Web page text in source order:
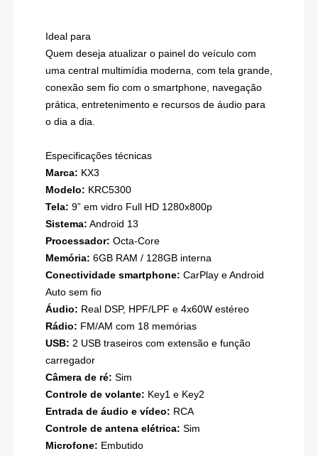
Ideal para
Quem deseja atualizar o painel do veículo com
uma central multimídia moderna, com tela grande,
conexão sem fio com o smartphone, navegação
prática, entretenimento e recursos de áudio para
o dia a dia.
Especificações técnicas
Marca: KX3
Modelo: KRC5300
Tela: 9” em vidro Full HD 1280x800p
Sistema: Android 13
Processador: Octa-Core
Memória: 6GB RAM / 128GB interna
Conectividade smartphone: CarPlay e Android
Auto sem fio
Áudio: Real DSP, HPF/LPF e 4x60W estéreo
Rádio: FM/AM com 18 memórias
USB: 2 USB traseiros com extensão e função
carregador
Câmera de ré: Sim
Controle de volante: Key1 e Key2
Entrada de áudio e vídeo: RCA
Controle de antena elétrica: Sim
Microfone: Embutido